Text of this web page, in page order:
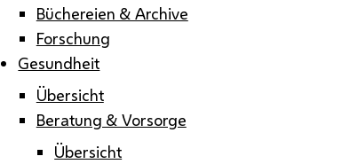
Büchereien & Archive
Forschung
Gesundheit
Übersicht
Beratung & Vorsorge
Übersicht